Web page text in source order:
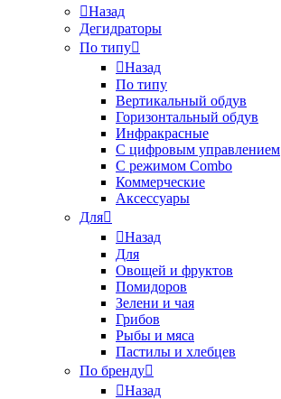
Назад
Дегидраторы
По типу
Назад
По типу
Вертикальный обдув
Горизонтальный обдув
Инфракрасные
С цифровым управлением
С режимом Combo
Коммерческие
Аксессуары
Для
Назад
Для
Овощей и фруктов
Помидоров
Зелени и чая
Грибов
Рыбы и мяса
Пастилы и хлебцев
По бренду
Назад